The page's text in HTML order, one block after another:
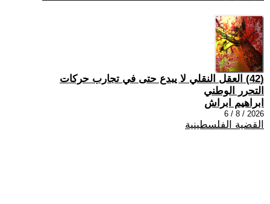
(42) العقل النقلي لا يبدع حتى في تجارب حركات
التحرر الوطني
ابراهيم ابراش
2026 / 8 / 6
القضية الفلسطينية